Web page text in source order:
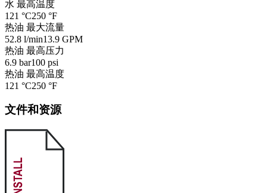
水 最高温度
121 °C250 °F
热油 最大流量
52.8 l/min13.9 GPM
热油 最高压力
6.9 bar100 psi
热油 最高温度
121 °C250 °F
文件和资源